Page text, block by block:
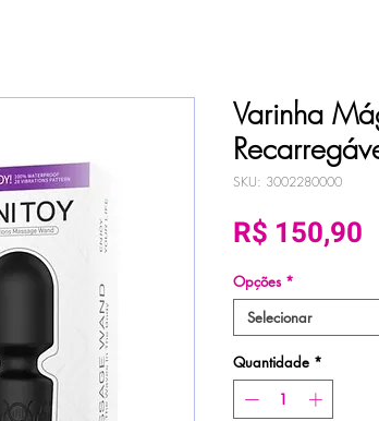
Varinha
SKU: 3002280000
R$ 150,90
Opções *
Selecionar
Quantidade *